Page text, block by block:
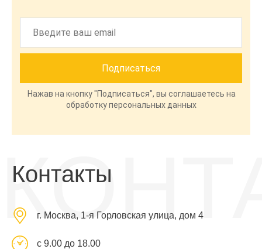
Нажав на кнопку "Подписаться", вы соглашаетесь на
обработку персональных данных
Контакты
г. Москва, 1-я Горловская улица, дом 4
с 9.00 до 18.00